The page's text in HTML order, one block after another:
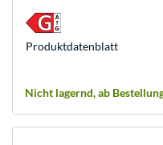
Nicht lagernd, ab
Produkt­datenblatt